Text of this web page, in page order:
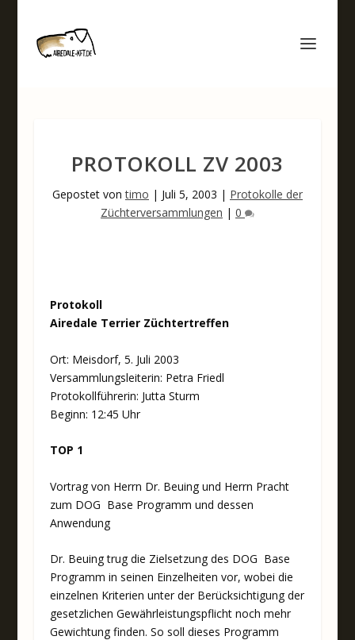
PROTOKOLL ZV 2003
Gepostet vontimo | Juli 5, 2003 | Protokolle der
Züchterversammlungen | 0
Protokoll
Airedale Terrier Züchtertreffen
Ort: Meisdorf, 5. Juli 2003
Versammlungsleiterin: Petra Friedl
Protokollführerin: Jutta Sturm
Beginn: 12:45 Uhr
TOP 1
Vortrag von Herrn Dr. Beuing und Herrn Pracht
zum DOG Base Programm und dessen
Anwendung
Dr. Beuing trug die Zielsetzung des DOG Base
Programm in seinen Einzelheiten vor, wobei die
einzelnen Kriterien unter der Berücksichtigung der
gesetzlichen Gewährleistungspflicht noch mehr
Gewichtung finden. So soll dieses Programm